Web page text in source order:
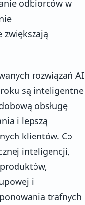
odbiorców w
zwiększają
rozwiązań AI
są inteligentne
obsługę
i lepszą
klientów. Co
inteligencji,
i
trafnych